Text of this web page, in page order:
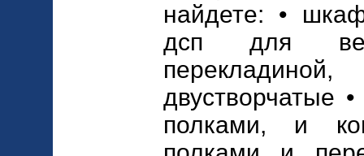
найдете: •
дсп для
полками, и